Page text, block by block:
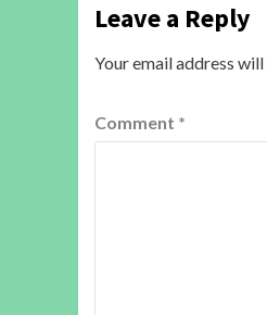
Leave a Reply
Your email address
Comment *